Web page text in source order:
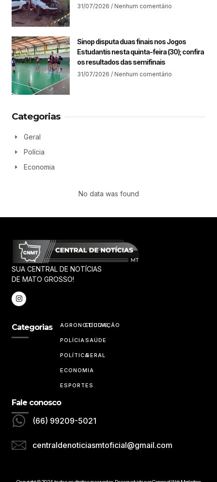
31/07/2026 Nenhum comentário
Sinop disputa duas finais nos Jogos
Estudantis nesta quinta-feira (30); confira
os resultados das semifinais
31/07/2026 Nenhum comentário
Categorias
Geral
Polícia
Economia
No data was found
SUA CENTRAL DE NOTÍCIAS
DE MATO GROSSO!
Categorias AGRONOTÍCIAS
POLÍCIA
POLÍTICA
ECONOMIA
ESPORTES
EDUCAÇÃO
SAÚDE
GERAL
Fale conosco
(66) 99209-5021
centraldenoticiasmtoficial@gmail.com